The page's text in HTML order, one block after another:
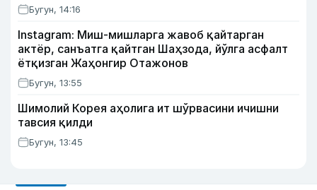
Бугун, 14:16
Instagram: Миш-мишларга жавоб қайтарган
актёр, санъатга қайтган Шаҳзода, йўлга асфалт
ётқизган Жаҳонгир Отажонов
Бугун, 13:55
Шимолий Корея аҳолига ит шўрвасини ичишни
тавсия қилди
Бугун, 13:45